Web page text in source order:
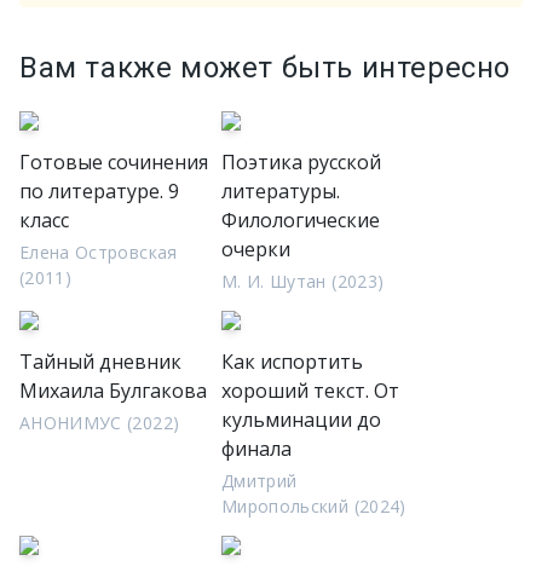
Вам также может быть интересно
Готовые сочинения
по литературе. 9
класс
Елена Островская
(2011)
Поэтика русской
литературы.
Филологические
очерки
М. И. Шутан (2023)
Тайный дневник
Михаила Булгакова
АНОНИМУС (2022)
Как испортить
хороший текст. От
кульминации до
финала
Дмитрий
Миропольский (2024)